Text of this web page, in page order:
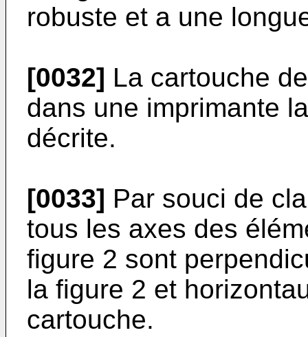
robuste et a une
[0032] La cartouche
dans une imprimante
décrite.
[0033] Par souci de
tous les axes des
figure 2 sont
la figure 2 et
cartouche.